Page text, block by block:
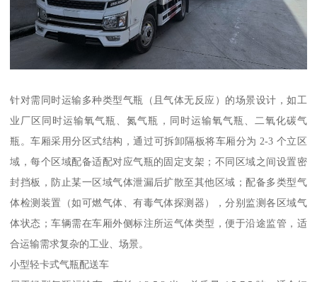
针对需同时运输多种类型气瓶（且气体无反应）的场景设计，如工
业厂区同时运输氧气瓶、氮气瓶，同时运输氧气瓶、二氧化碳气
瓶。车厢采用分区式结构，通过可拆卸隔板将车厢分为 2-3 个立区
域，每个区域配备适配对应气瓶的固定支架；不同区域之间设置密
封挡板，防止某一区域气体泄漏后扩散至其他区域；配备多类型气
体检测装置（如可燃气体、有毒气体探测器），分别监测各区域气
体状态；车辆需在车厢外侧标注所运气体类型，便于沿途监管，适
合运输需求复杂的工业、场景。​
小型轻卡式气瓶配送车​